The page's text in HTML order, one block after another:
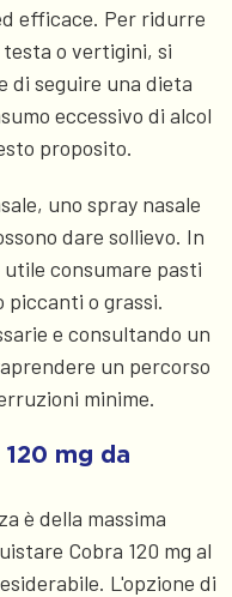
efficace. Per ridurre
o vertigini, si
di seguire una dieta
eccessivo di alcol
proposito.
uno spray nasale
dare sollievo. In
consumare pasti
o grassi.
e consultando un
un percorso
minime.
mg da
è della massima
Cobra 120 mg al
L'opzione di